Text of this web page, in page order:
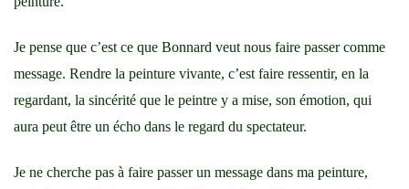
Je pense que c’est ce que Bonnard veut nous faire passer comme
message. Rendre la peinture vivante, c’est faire ressentir, en la
regardant, la sincérité que le peintre y a mise, son émotion, qui
aura peut être un écho dans le regard du spectateur.
Je ne cherche pas à faire passer un message dans ma peinture,